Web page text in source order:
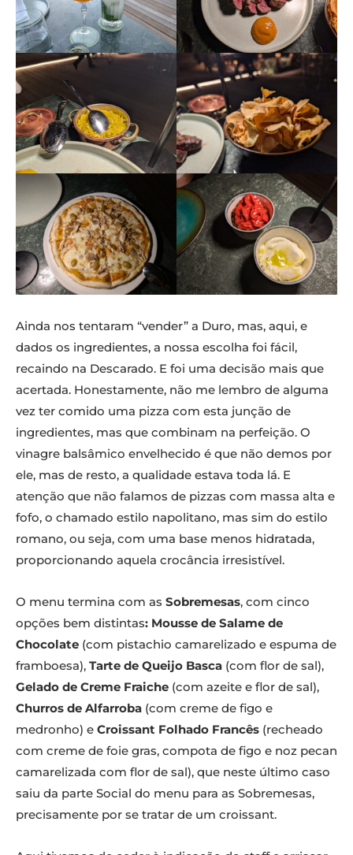
Ainda nos tentaram “vender” a Duro, mas, aqui, e
dados os ingredientes, a nossa escolha foi fácil,
recaindo na Descarado. E foi uma decisão mais que
acertada. Honestamente, não me lembro de alguma
vez ter comido uma pizza com esta junção de
ingredientes, mas que combinam na perfeição. O
vinagre balsâmico envelhecido é que não demos por
ele, mas de resto, a qualidade estava toda lá. E
atenção que não falamos de pizzas com massa alta e
fofo, o chamado estilo napolitano, mas sim do estilo
romano, ou seja, com uma base menos hidratada,
proporcionando aquela crocância irresistível.
O menu termina com as Sobremesas, com cinco
opções bem distintas: Mousse de Salame de
Chocolate (com pistachio camarelizado e espuma de
framboesa), Tarte de Queijo Basca (com flor de sal),
Gelado de Creme Fraiche (com azeite e flor de sal),
Churros de Alfarroba (com creme de figo e
medronho) e Croissant Folhado Francês (recheado
com creme de foie gras, compota de figo e noz pecan
camarelizada com flor de sal), que neste último caso
saiu da parte Social do menu para as Sobremesas,
precisamente por se tratar de um croissant.